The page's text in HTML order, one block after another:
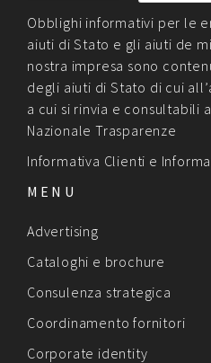
Obblighi informativi per le
aiuti di Stato e gli aiuti de
nostra impresa sono
degli aiuti di Stato di cui
a cui si rinvia e consultabili
Nazionale Trasparenze
Informativa Clienti e
MENU
Advertising
Cataloghi e brochure
Consulenza strategica
Coordinamento fornitori
Corporate identity